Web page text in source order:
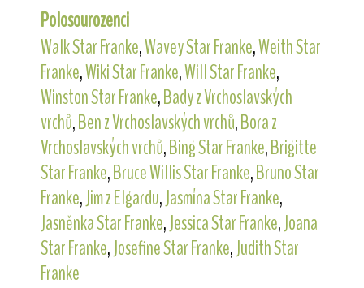
Polosourozenci
Walk Star Franke,Wavey Star Franke,Weith Star
Franke,Wiki Star Franke,Will Star Franke,
Winston Star Franke,Bady z Vrchoslavských
vrchů,Ben z Vrchoslavských vrchů,Bora z
Vrchoslavských vrchů,Bing Star Franke,Brigitte
Star Franke,Bruce Willis Star Franke,Bruno Star
Franke,Jim z Elgardu,Jasmína Star Franke,
Jasněnka Star Franke,Jessica Star Franke,Joana
Star Franke,Josefine Star Franke,Judith Star
Franke